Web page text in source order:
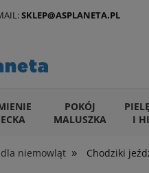
POKÓJ
MALUSZKA
I
niemowląt » Chodziki
SKLEP@ASPLANETA.PL